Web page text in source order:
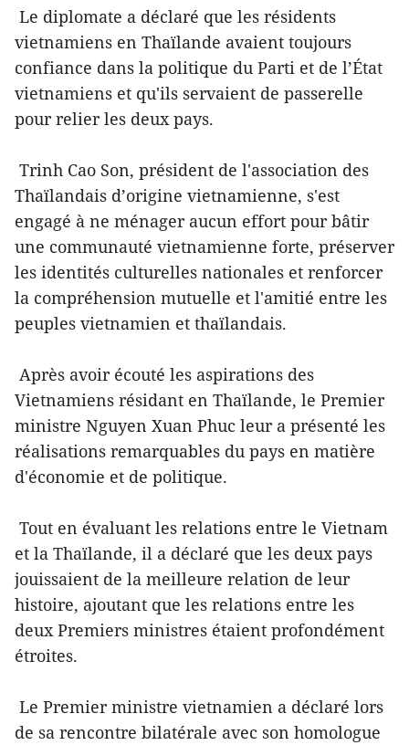
Le diplomate a déclaré que les résidents
vietnamiens en Thaïlande avaient toujours
confiance dans la politique du Parti et de l’État
vietnamiens et qu'ils servaient de passerelle
pour relier les deux pays.
Trinh Cao Son, président de l'association des
Thaïlandais d’origine vietnamienne, s'est
engagé à ne ménager aucun effort pour bâtir
une communauté vietnamienne forte, préserver
les identités culturelles nationales et renforcer
la compréhension mutuelle et l'amitié entre les
peuples vietnamien et thaïlandais.
Après avoir écouté les aspirations des
Vietnamiens résidant en Thaïlande, le Premier
ministre Nguyen Xuan Phuc leur a présenté les
réalisations remarquables du pays en matière
d'économie et de politique.
Tout en évaluant les relations entre le Vietnam
et la Thaïlande, il a déclaré que les deux pays
jouissaient de la meilleure relation de leur
histoire, ajoutant que les relations entre les
deux Premiers ministres étaient profondément
étroites.
Le Premier ministre vietnamien a déclaré lors
de sa rencontre bilatérale avec son homologue